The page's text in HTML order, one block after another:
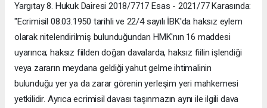
Yargıtay 8. Hukuk Dairesi 2018/7717 Esas - 2021/77 Karasında:
"Ecrimisil 08.03.1950 tarihli ve 22/4 sayılı İBK'da haksız eylem
olarak nitelendirilmiş bulunduğundan HMK'nın 16 maddesi
uyarınca; haksız fiilden doğan davalarda, haksız fiilin işlendiği
veya zararın meydana geldiği yahut gelme ihtimalinin
bulunduğu yer ya da zarar görenin yerleşim yeri mahkemesi
yetkilidir. Ayrıca ecrimisil davası taşınmazın aynı ile ilgili dava